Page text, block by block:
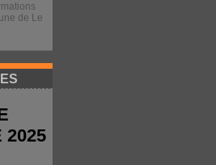
de Le
2025